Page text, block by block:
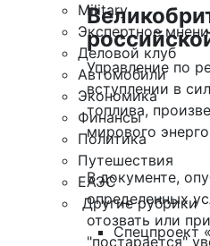
Military
Экспертное
Деловой клуб
Автомобили
Экономика
Финансы
Политика
Путешествия
ЕАЭС
Другие рубрики
Спецпроект
Управление по
вступлении в
топлива,
мирового
В документе,
определенных
отозвать или
"постарается"